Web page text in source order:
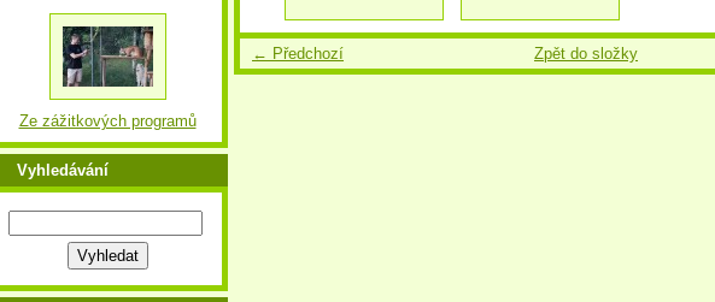
← Předchozí Zpět do složky
Ze zážitkových programů
Vyhledávání